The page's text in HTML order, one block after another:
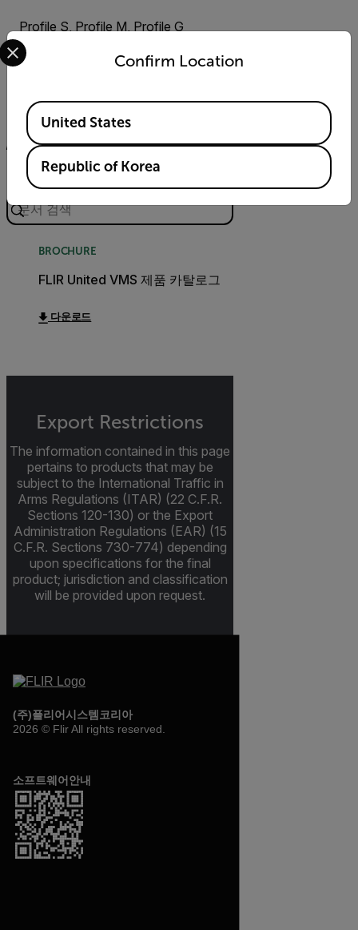
Profile S, Profile M, Profile G
리소스 및 지원
문서 소프트웨어 및 펌웨어
검색
BROCHURE
FLIR United VMS 제품 카탈로그
다운로드
Export Restrictions
The information contained in this page
pertains to products that may be
subject to the International Traffic in
Arms Regulations (ITAR) (22 C.F.R.
Sections 120-130) or the Export
Administration Regulations (EAR) (15
C.F.R. Sections 730-774) depending
upon specifications for the final
product; jurisdiction and classification
will be provided upon request.
(주)플리어시스템코리아
2026 © Flir All rights reserved.
소프트웨어안내
Confirm Location
Select your preferred country and language from the
Available Locations
United States
Republic of Korea